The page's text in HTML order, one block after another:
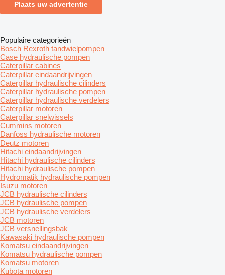
Plaats uw advertentie
Populaire categorieën
Bosch Rexroth tandwielpompen
Case hydraulische pompen
Caterpillar cabines
Caterpillar eindaandrijvingen
Caterpillar hydraulische cilinders
Caterpillar hydraulische pompen
Caterpillar hydraulische verdelers
Caterpillar motoren
Caterpillar snelwissels
Cummins motoren
Danfoss hydraulische motoren
Deutz motoren
Hitachi eindaandrijvingen
Hitachi hydraulische cilinders
Hitachi hydraulische pompen
Hydromatik hydraulische pompen
Isuzu motoren
JCB hydraulische cilinders
JCB hydraulische pompen
JCB hydraulische verdelers
JCB motoren
JCB versnellingsbak
Kawasaki hydraulische pompen
Komatsu eindaandrijvingen
Komatsu hydraulische pompen
Komatsu motoren
Kubota motoren